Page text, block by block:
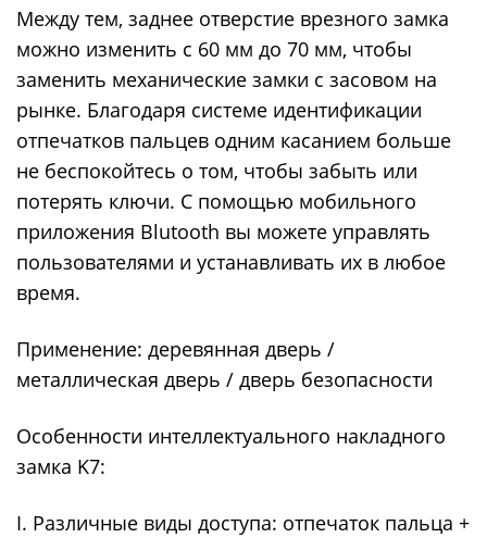
Между тем, заднее отверстие врезного замка
можно изменить с 60 мм до 70 мм, чтобы
заменить механические замки с засовом на
рынке. Благодаря системе идентификации
отпечатков пальцев одним касанием больше
не беспокойтесь о том, чтобы забыть или
потерять ключи. С помощью мобильного
приложения Blutooth вы можете управлять
пользователями и устанавливать их в любое
время.
Применение: деревянная дверь /
металлическая дверь / дверь безопасности
Особенности интеллектуального накладного
замка K7:
I. Различные виды доступа: отпечаток пальца +